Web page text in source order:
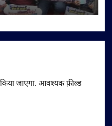
जाएगा. आवश्यक फ़ील्ड